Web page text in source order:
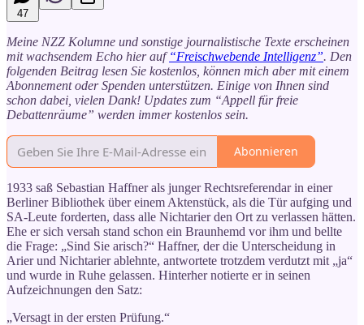
47
Meine NZZ Kolumne und sonstige journalistische Texte erscheinen
mit wachsendem Echo hier auf“Freischwebende Intelligenz”. Den
folgenden Beitrag lesen Sie kostenlos, können mich aber mit einem
Abonnement oder Spenden unterstützen. Einige von Ihnen sind
schon dabei, vielen Dank! Updates zum “Appell für freie
Debattenräume” werden immer kostenlos sein.
Abonnieren
1933 saß Sebastian Haffner als junger Rechtsreferendar in einer
Berliner Bibliothek über einem Aktenstück, als die Tür aufging und
SA-Leute forderten, dass alle Nichtarier den Ort zu verlassen hätten.
Ehe er sich versah stand schon ein Braunhemd vor ihm und bellte
die Frage: „Sind Sie arisch?“ Haffner, der die Unterscheidung in
Arier und Nichtarier ablehnte, antwortete trotzdem verdutzt mit „ja“
und wurde in Ruhe gelassen. Hinterher notierte er in seinen
Aufzeichnungen den Satz:
„Versagt in der ersten Prüfung.“